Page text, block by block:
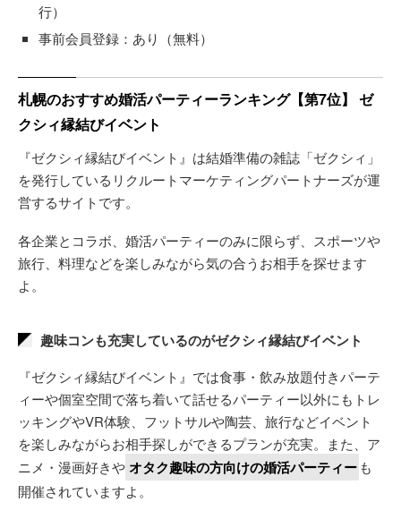
行）
事前会員登録：あり（無料）
札幌のおすすめ婚活パーティーランキング【第7位】 ゼ
クシィ縁結びイベント
『ゼクシィ縁結びイベント』は結婚準備の雑誌「ゼクシィ」
を発行しているリクルートマーケティングパートナーズが運
営するサイトです。
各企業とコラボ、婚活パーティーのみに限らず、スポーツや
旅行、料理などを楽しみながら気の合うお相手を探せます
よ。
趣味コンも充実しているのがゼクシィ縁結びイベント
『ゼクシィ縁結びイベント』では食事・飲み放題付きパーテ
ィーや個室空間で落ち着いて話せるパーティー以外にもトレ
ッキングやVR体験、フットサルや陶芸、旅行などイベント
を楽しみながらお相手探しができるプランが充実。また、ア
ニメ・漫画好きやオタク趣味の方向けの婚活パーティー も
開催されていますよ。